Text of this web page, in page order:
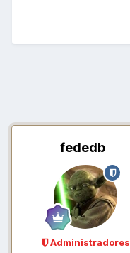
fededb
Administradores